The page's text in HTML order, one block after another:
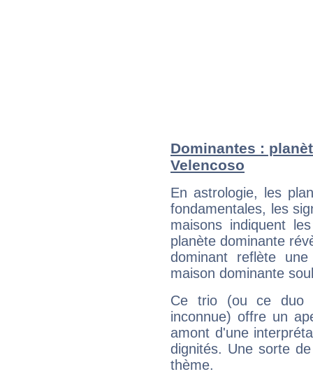
Dominantes :
Velencoso
En astrologie, les
fondamentales, les
maisons indiquent
planète dominante
dominant reflète
maison dominante
Ce trio (ou ce duo
inconnue) offre un
amont d'une
dignités. Une sorte
thème.